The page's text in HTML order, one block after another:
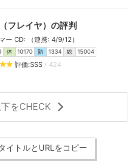
フレイヤ）の評判
ー CD: （連携: 4/9/12）
体 10170 防 1334 総 15004
評価:SSS / 424
をCHECK
イトルとURLをコピー